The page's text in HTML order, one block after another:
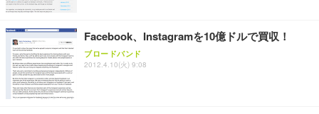
Facebook、Instagramを10億ドルで買収！
ブロードバンド
2012.4.10(火) 9:08